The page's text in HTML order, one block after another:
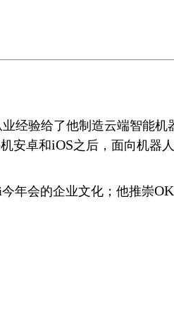
经验给了他制造云端智能机
安卓和iOS之后，面向机器
年会的企业文化；他推崇